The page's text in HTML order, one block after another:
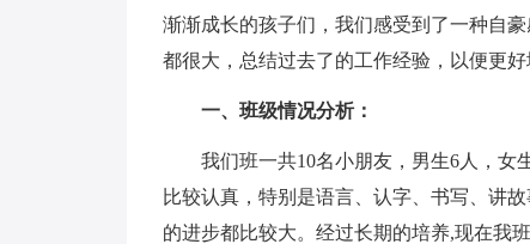
渐渐成长的孩子们，我们感受到了一种自
都很大，总结过去了的工作经验，以便更好
一、班级情况分析：
我们班一共10名小朋友，男生6人，女
比较认真，特别是语言、认字、书写、讲
的进步都比较大。经过长期的培养,现在我